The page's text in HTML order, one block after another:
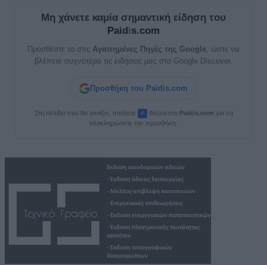
Μη χάνετε καμία σημαντική είδηση του
Paidis.com
Προσθέστε το στις Αγαπημένες Πηγές της Google, ώστε να
βλέπετε συχνότερα τις ειδήσεις μας στο Google Discover.
Προσθήκη του Paidis.com
Στη σελίδα που θα ανοίξει, πατήστε ✓ δίπλα στο Paidis.com για να
ολοκληρώσετε την προσθήκη.